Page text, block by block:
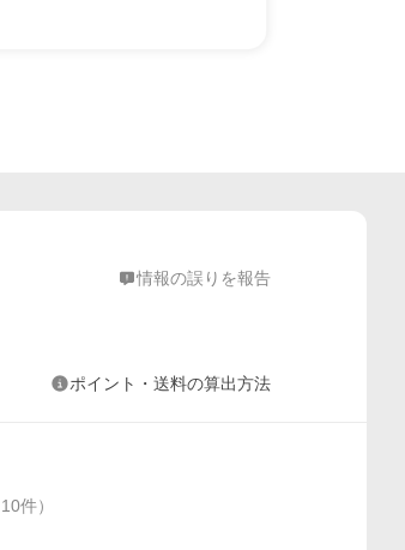
情報の誤りを報告
ポイント・送料の算出方法
10件）